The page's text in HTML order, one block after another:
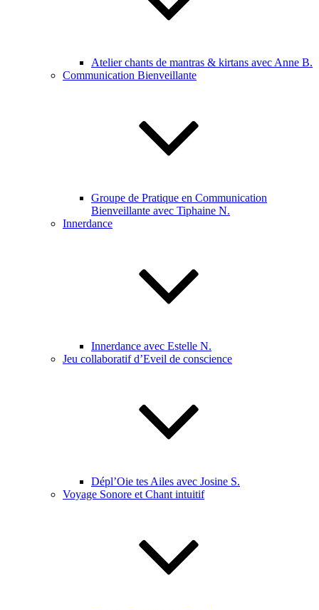
Atelier chants de mantras & kirtans avec Anne B.
Communication Bienveillante
Groupe de Pratique en Communication
Bienveillante avec Tiphaine N.
Innerdance
Innerdance avec Estelle N.
Jeu collaboratif d’Eveil de conscience
Dépl’Oie tes Ailes avec Josine S.
Voyage Sonore et Chant intuitif